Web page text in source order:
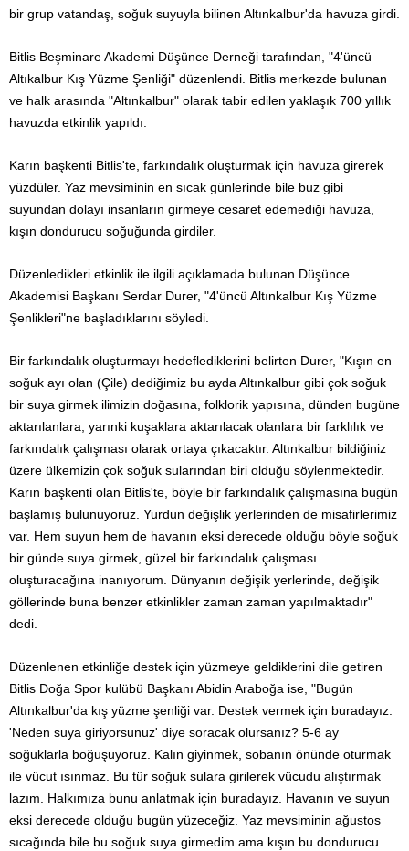
bir grup vatandaş, soğuk suyuyla bilinen Altınkalbur'da havuza girdi.
Bitlis Beşminare Akademi Düşünce Derneği tarafından, "4'üncü
Altıkalbur Kış Yüzme Şenliği" düzenlendi. Bitlis merkezde bulunan
ve halk arasında "Altınkalbur" olarak tabir edilen yaklaşık 700 yıllık
havuzda etkinlik yapıldı.
Karın başkenti Bitlis'te, farkındalık oluşturmak için havuza girerek
yüzdüler. Yaz mevsiminin en sıcak günlerinde bile buz gibi
suyundan dolayı insanların girmeye cesaret edemediği havuza,
kışın dondurucu soğuğunda girdiler.
Düzenledikleri etkinlik ile ilgili açıklamada bulunan Düşünce
Akademisi Başkanı Serdar Durer, "4'üncü Altınkalbur Kış Yüzme
Şenlikleri"ne başladıklarını söyledi.
Bir farkındalık oluşturmayı hedeflediklerini belirten Durer, "Kışın en
soğuk ayı olan (Çile) dediğimiz bu ayda Altınkalbur gibi çok soğuk
bir suya girmek ilimizin doğasına, folklorik yapısına, dünden bugüne
aktarılanlara, yarınki kuşaklara aktarılacak olanlara bir farklılık ve
farkındalık çalışması olarak ortaya çıkacaktır. Altınkalbur bildiğiniz
üzere ülkemizin çok soğuk sularından biri olduğu söylenmektedir.
Karın başkenti olan Bitlis'te, böyle bir farkındalık çalışmasına bugün
başlamış bulunuyoruz. Yurdun değişlik yerlerinden de misafirlerimiz
var. Hem suyun hem de havanın eksi derecede olduğu böyle soğuk
bir günde suya girmek, güzel bir farkındalık çalışması
oluşturacağına inanıyorum. Dünyanın değişik yerlerinde, değişik
göllerinde buna benzer etkinlikler zaman zaman yapılmaktadır"
dedi.
Düzenlenen etkinliğe destek için yüzmeye geldiklerini dile getiren
Bitlis Doğa Spor kulübü Başkanı Abidin Araboğa ise, "Bugün
Altınkalbur'da kış yüzme şenliği var. Destek vermek için buradayız.
'Neden suya giriyorsunuz' diye soracak olursanız? 5-6 ay
soğuklarla boğuşuyoruz. Kalın giyinmek, sobanın önünde oturmak
ile vücut ısınmaz. Bu tür soğuk sulara girilerek vücudu alıştırmak
lazım. Halkımıza bunu anlatmak için buradayız. Havanın ve suyun
eksi derecede olduğu bugün yüzeceğiz. Yaz mevsiminin ağustos
sıcağında bile bu soğuk suya girmedim ama kışın bu dondurucu